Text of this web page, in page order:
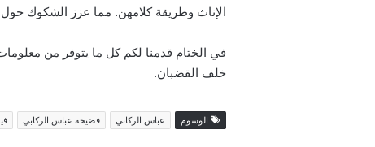
الإناث وطريقة كلامهن. مما عزز الشكوك حول
في الختام قدمنا لكم كل ما يتوفر من
خلف القضبان.
الوسوم عباس الركابي فضيحة عباس الركابي